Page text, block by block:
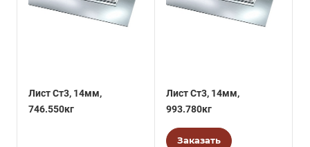
Лист Ст3, 14мм,
746.550кг
Лист Ст3, 14мм,
993.780кг
Заказать